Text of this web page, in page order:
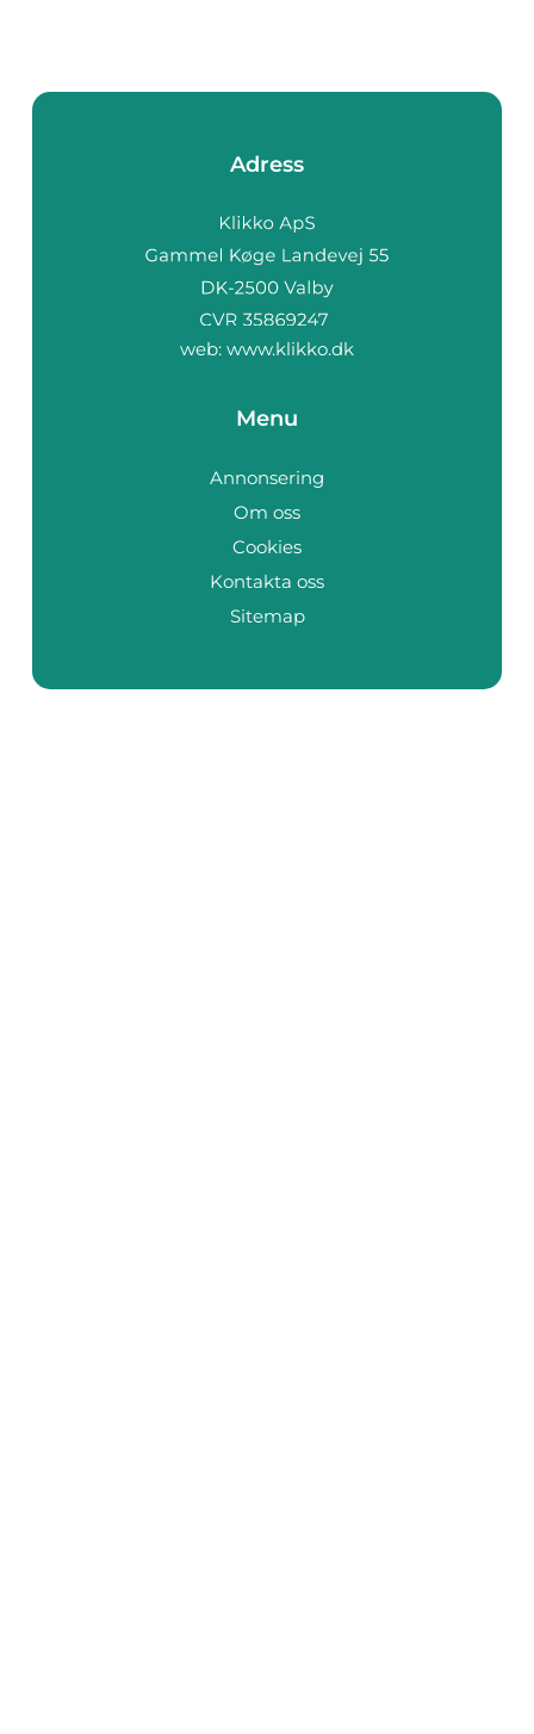
Adress
web: www.klikko.dk
Menu
Annonsering
Om oss
Cookies
Kontakta oss
Sitemap